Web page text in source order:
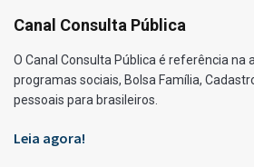
Canal Consulta Pública
O Canal Consulta Pública é referência na
programas sociais, Bolsa Família,
pessoais para brasileiros.
Leia agora!